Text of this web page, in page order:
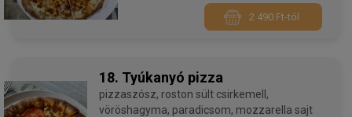
2 490 Ft-tól
18. Tyúkanyó pizza
pizzaszósz, roston sült csirkemell,
vöröshagyma, paradicsom, mozzarella sajt